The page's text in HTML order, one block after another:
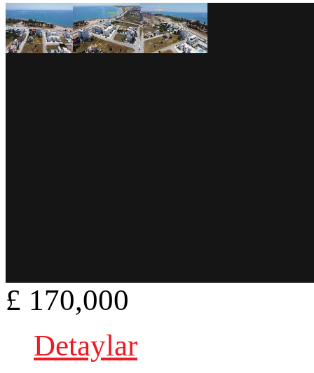
£ 170,000
Detaylar